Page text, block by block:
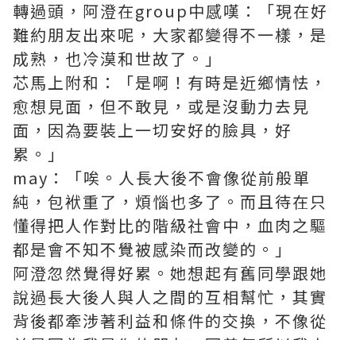
轉過頭，阿澄在group中感嘆：「現在好
難約朋友出來呢，大家都變得不一樣，是
成熟，也冷漠和世故了。」
芯馬上附和：「是啊！有時是近鄉情怯，
愈想見面，但不敢見，或是沒動力去見
面，因為要裝上一切安好的臉具，好
累。」
may：「唉。人長大後不會像從前般單
純，包袱重了，煩惱也多了。而且待在只
懂得把人作對比的階級社會中，血肉之驅
都是會不知不覺被感染而改變的。」
阿澄忽然覺得好累。她想起有舊同學跟她
說過長大後人與人之間的互相幫忙，其實
背後都牽涉著利益和條件的交換，不像從